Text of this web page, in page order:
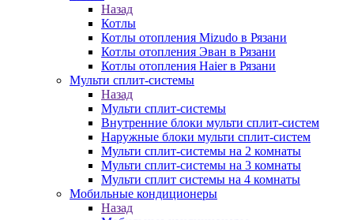
Назад
Котлы
Котлы отопления Mizudo в Рязани
Котлы отопления Эван в Рязани
Котлы отопления Haier в Рязани
Мульти сплит-системы
Назад
Мульти сплит-системы
Внутренние блоки мульти сплит-систем
Наружные блоки мульти сплит-систем
Мульти сплит-системы на 2 комнаты
Мульти сплит-системы на 3 комнаты
Мульти сплит системы на 4 комнаты
Мобильные кондиционеры
Назад